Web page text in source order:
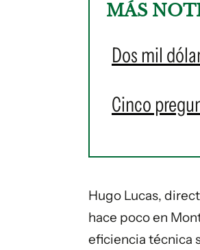
MÁS
Dos mil
Cinco
Hugo Lucas,
hace poco en
eficiencia técnica